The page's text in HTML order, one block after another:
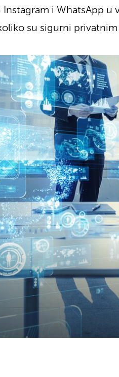
Instagram i WhatsApp
su sigurni